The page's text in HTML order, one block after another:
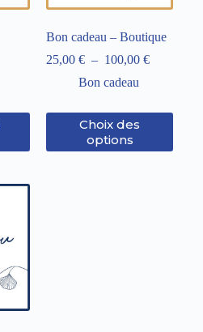
Bon cadeau – Boutique
25,00 € – 100,00 €
Bon cadeau
Choix des
options